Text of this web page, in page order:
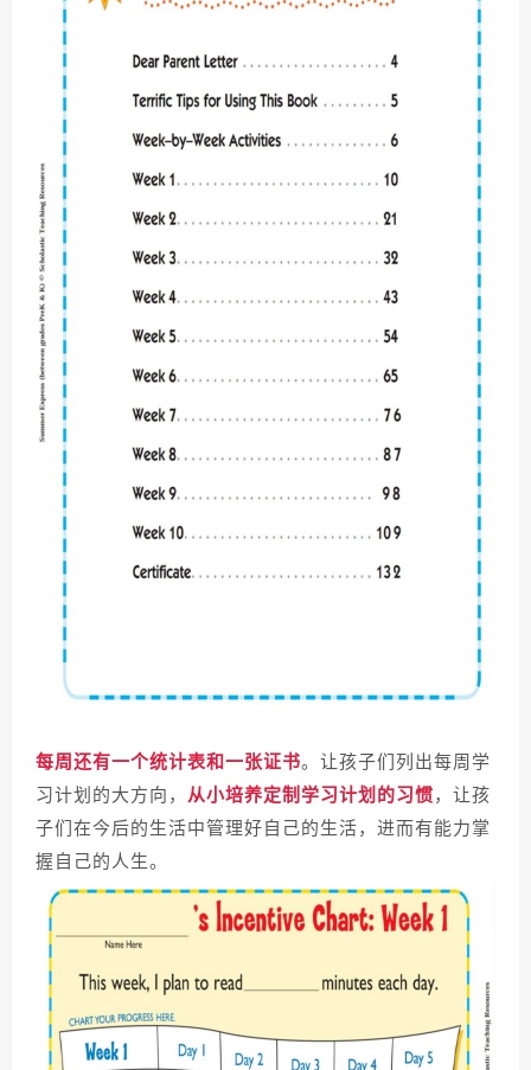
每周还有一个统计表和一张证书。让孩子们列出每周学
习计划的大方向， 从小培养定制学习计划的习惯，让孩
子们在今后的生活中管理好自己的生活，进而有能力掌
握自己的人生。